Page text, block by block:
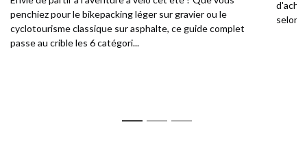
penchiez pour le bikepacking léger sur gravier ou le
cyclotourisme classique sur asphalte, ce guide complet
passe au crible les 6 catégori...
selon